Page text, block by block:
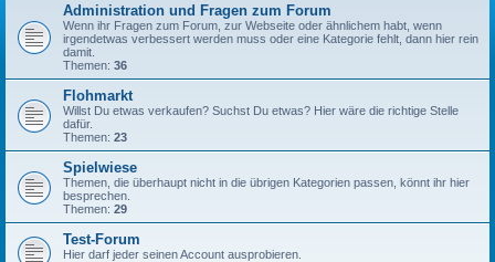
Administration und Fragen zum Forum
Wenn ihr Fragen zum Forum, zur Webseite oder ähnlichem habt, wenn
irgendetwas verbessert werden muss oder eine Kategorie fehlt, dann hier rein
damit.
Themen: 36
Flohmarkt
Willst Du etwas verkaufen? Suchst Du etwas? Hier wäre die richtige Stelle
dafür.
Themen: 23
Spielwiese
Themen, die überhaupt nicht in die übrigen Kategorien passen, könnt ihr hier
besprechen.
Themen: 29
Test-Forum
Hier darf jeder seinen Account ausprobieren.